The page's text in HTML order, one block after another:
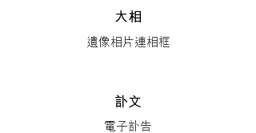
大相
遺像相片連相框
訃文
電子訃告